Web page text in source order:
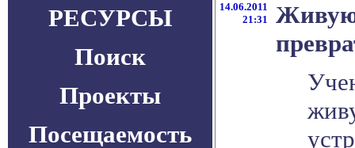
РЕСУРСЫ
Поиск
Проекты
Посещаемость
14.06.2011
21:31